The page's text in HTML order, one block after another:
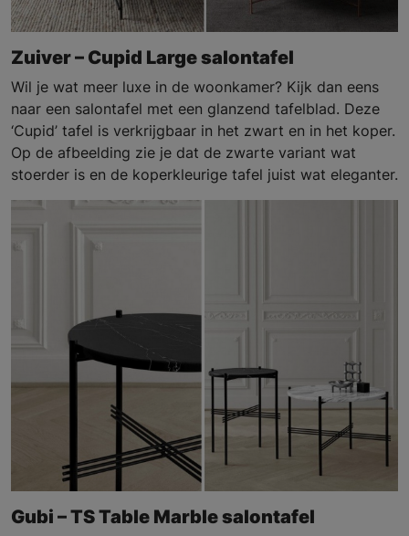
Zuiver – Cupid Large salontafel
Wil je wat meer luxe in de woonkamer? Kijk dan eens
naar een salontafel met een glanzend tafelblad. Deze
‘Cupid’ tafel is verkrijgbaar in het zwart en in het koper.
Op de afbeelding zie je dat de zwarte variant wat
stoerder is en de koperkleurige tafel juist wat eleganter.
Gubi – TS Table Marblesalontafel